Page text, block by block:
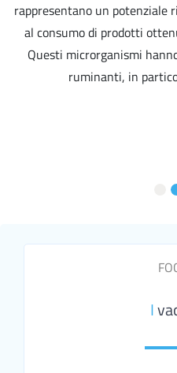
rappresentano un potenziale
al consumo di prodotti
Questi microrganismi
ruminanti, in
I